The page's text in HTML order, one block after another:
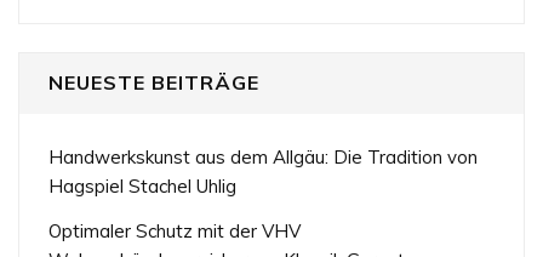
NEUESTE BEITRÄGE
Handwerkskunst aus dem Allgäu: Die Tradition von
Hagspiel Stachel Uhlig
Optimaler Schutz mit der VHV